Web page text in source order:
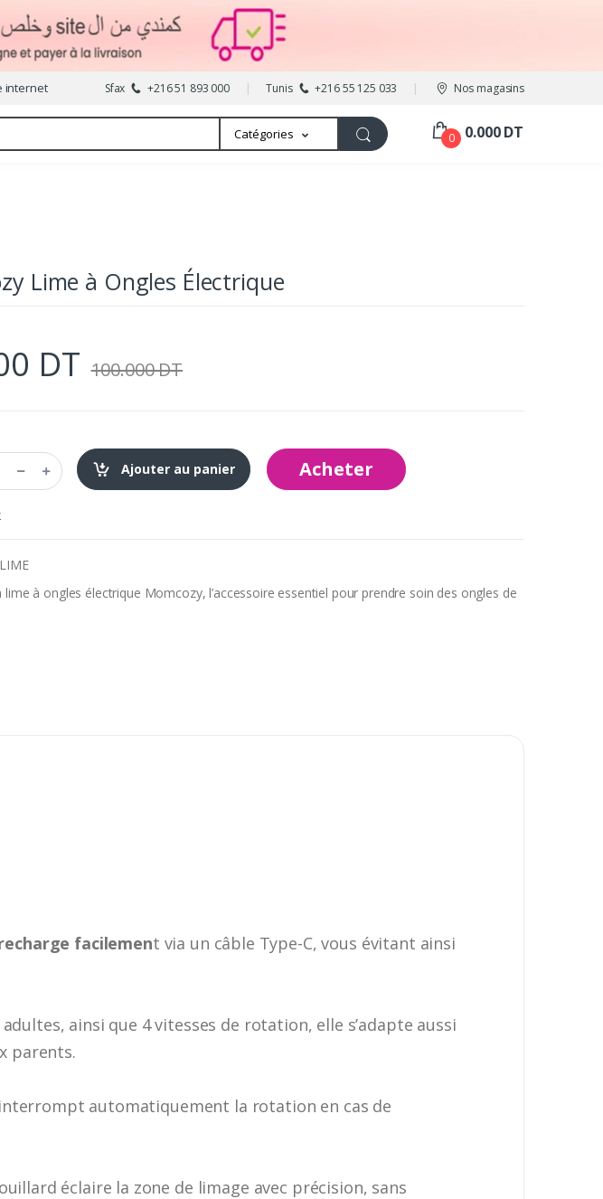
internet Sfax +216 51 893 000 Tunis +216 55 125 033 Nos magasins
Catégories 0 0.000 DT
Lime à Ongles Électrique
DT 100.000 DT
Ajouter au panier
Acheter
lime à ongles électrique Momcozy, l’accessoire essentiel pour prendre soin des ongles de
facilement via un câble Type-C, vous évitant ainsi
ainsi que 4 vitesses de rotation, elle s’adapte aussi
parents.
interrompt automatiquement la rotation en cas de
éclaire la zone de limage avec précision, sans